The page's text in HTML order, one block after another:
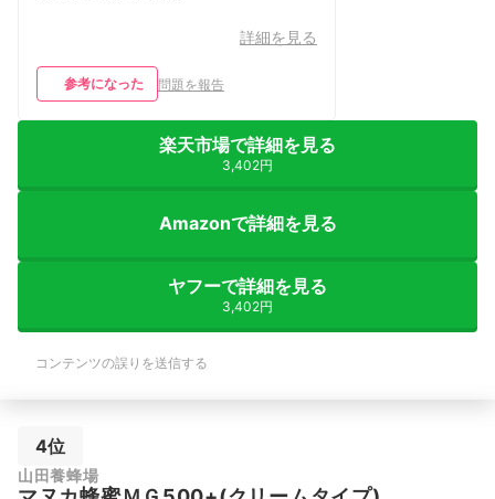
詳細を見る
参考になった 問題を報告
楽天市場で詳細を見る
3,402円
Amazonで詳細を見る
ヤフーで詳細を見る
3,402円
コンテンツの誤りを送信する
4位
山田養蜂場